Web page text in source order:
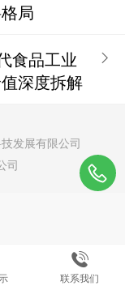
局
食品工业
深度拆解
发展有限公司
司
联系我们